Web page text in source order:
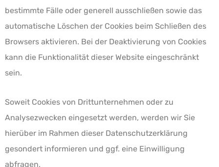
bestimmte Fälle oder generell ausschließen sowie das
automatische Löschen der Cookies beim Schließen des
Browsers aktivieren. Bei der Deaktivierung von Cookies
kann die Funktionalität dieser Website eingeschränkt
sein.
Soweit Cookies von Drittunternehmen oder zu
Analysezwecken eingesetzt werden, werden wir Sie
hierüber im Rahmen dieser Datenschutzerklärung
gesondert informieren und ggf. eine Einwilligung
abfragen.